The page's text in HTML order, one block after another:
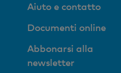
Aiuto e contatto
Documenti online
Abbonarsi alla
newsletter